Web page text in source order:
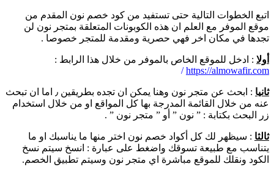
اتبع الخطوات التالية حتى تستفيد من كود خصم نون المقدم من
موقع الموفر مع العلم ان هذه الكوبونات المتعلقة بمتجر نون لن
تجدها في مكان اخر فهي حصرية ومقدمة للمتجر خصوصا .
أولا : ادخل للموقع الخاص بالموفر من خلال هذا الرابط :
https://almowafir.com
/
ثانيا
: ابحث عن متجر نون وهنا يمكن ان تجده بطريقين ٫ اما ان تبحث
عنه من خلال القائمة المدرجة بها كل المواقع او من خلال استخدام
زر البحث بكتابة : ” نون ” أو ” متجر نون ” .
ثالثا : سيظهر لك كل أكواد خصم نون اختر منها ما يناسبك او ما
يتناسب مع طبيعة تسوقك واضغط على عبارة : انسخ سيتم نسخ
الكود ونقلك للموقع مباشرة اي متجر نون وسيتم تطبيق الخصم.